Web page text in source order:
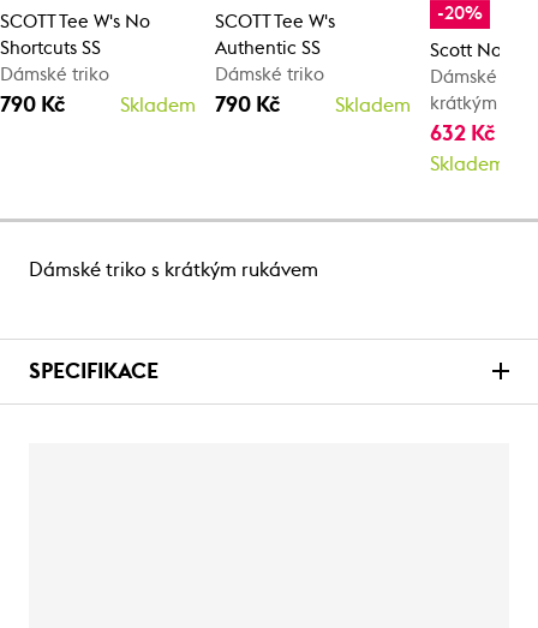
SCOTT Tee W's No
Shortcuts SS
Dámské triko
790 Kč Skladem
SCOTT Tee W's
Authentic SS
Dámské triko
790 Kč Skladem
-20%
Scott No
Dámské
krátkým
632 Kč
Skladem
Dámské triko s krátkým rukávem
SPECIFIKACE